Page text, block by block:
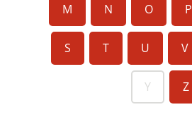
M N O P
S T U V
Y Z